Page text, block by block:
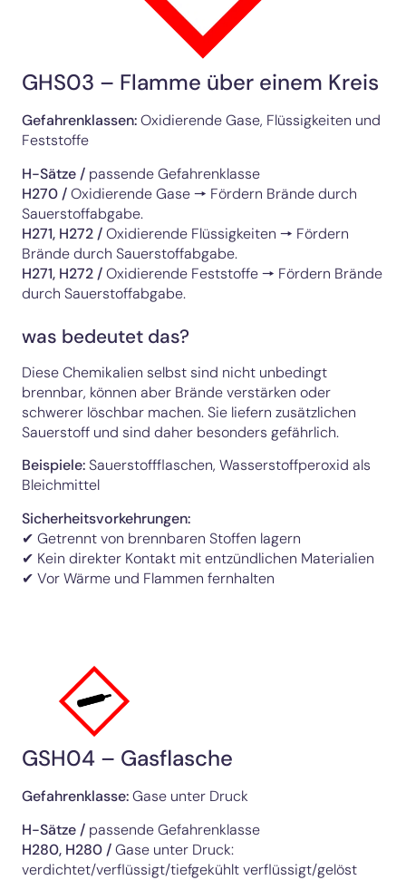
GHS03 – Flamme über einem Kreis
Gefahrenklassen:Oxidierende Gase, Flüssigkeiten und
Feststoffe
H-Sätze / passende Gefahrenklasse
H270 /Oxidierende Gase 🠖 Fördern Brände durch
Sauerstoffabgabe.
H271, H272 /Oxidierende Flüssigkeiten 🠖 Fördern
Brände durch Sauerstoffabgabe.
H271, H272 /Oxidierende Feststoffe 🠖 Fördern Brände
durch Sauerstoffabgabe.
was bedeutet das?
Diese Chemikalien selbst sind nicht unbedingt
brennbar, können aber Brände verstärken oder
schwerer löschbar machen. Sie liefern zusätzlichen
Sauerstoff und sind daher besonders gefährlich.
Beispiele:Sauerstoffflaschen, Wasserstoffperoxid als
Bleichmittel
Sicherheitsvorkehrungen:
✔ Getrennt von brennbaren Stoffen lagern
✔ Kein direkter Kontakt mit entzündlichen Materialien
✔ Vor Wärme und Flammen fernhalten
GSH04 – Gasflasche
Gefahrenklasse:Gase unter Druck
H-Sätze / passende Gefahrenklasse
H280, H280 /Gase unter Druck:
verdichtet/verflüssigt/tiefgekühlt verflüssigt/gelöst